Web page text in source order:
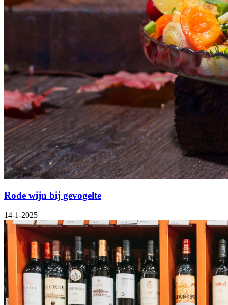
Rode wijn bij gevogelte
14-1-2025